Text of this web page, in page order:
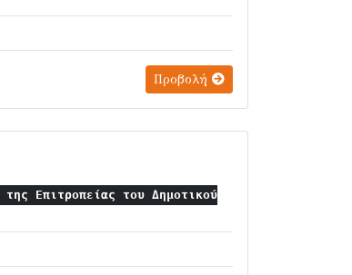
Προβολή
της Επιτροπείας του Δημοτικού